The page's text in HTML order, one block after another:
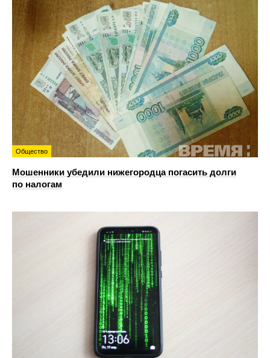
Общество
Мошенники убедили нижегородца погасить долги
по налогам